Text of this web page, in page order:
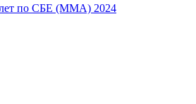
лет по СБЕ (ММА) 2024